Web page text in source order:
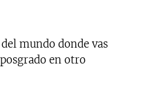
mundo donde vas
en otro